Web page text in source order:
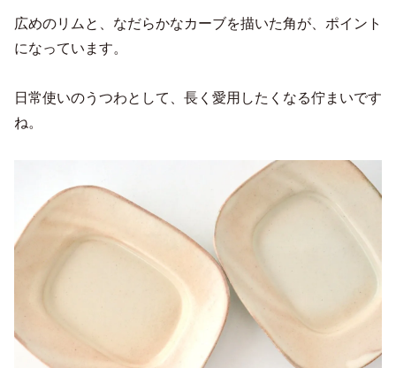
広めのリムと、なだらかなカーブを描いた角が、ポイント
になっています。
日常使いのうつわとして、長く愛用したくなる佇まいです
ね。